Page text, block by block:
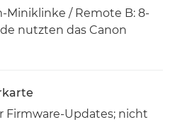
Miniklinke / Remote B: 8-
nutzten das Canon
Firmware-Updates; nicht